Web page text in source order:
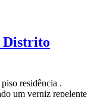
Distrito
residência .
um verniz repelente